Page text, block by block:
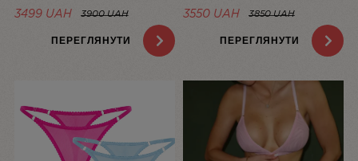
МЕРЕЖИВА CHAMPAGNE |
LINIYA
3499 UAH 3900 UAH
ПЕРЕГЛЯНУТИ
ЧОРНИЙ MUSE | LINIYA
3550 UAH 3850 UAH
ПЕРЕГЛЯНУТИ